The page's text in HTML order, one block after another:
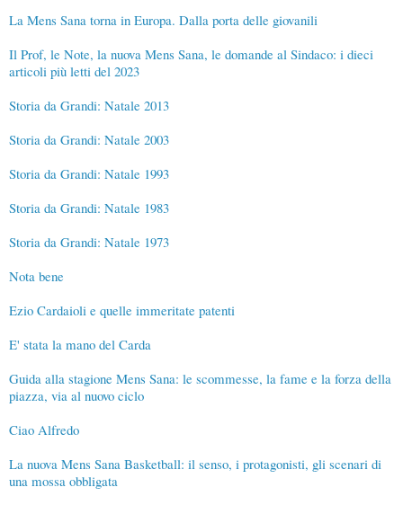
La Mens Sana torna in Europa. Dalla porta delle giovanili
Il Prof, le Note, la nuova Mens Sana, le domande al Sindaco: i dieci
articoli più letti del 2023
Storia da Grandi: Natale 2013
Storia da Grandi: Natale 2003
Storia da Grandi: Natale 1993
Storia da Grandi: Natale 1983
Storia da Grandi: Natale 1973
Nota bene
Ezio Cardaioli e quelle immeritate patenti
E' stata la mano del Carda
Guida alla stagione Mens Sana: le scommesse, la fame e la forza della
piazza, via al nuovo ciclo
Ciao Alfredo
La nuova Mens Sana Basketball: il senso, i protagonisti, gli scenari di
una mossa obbligata